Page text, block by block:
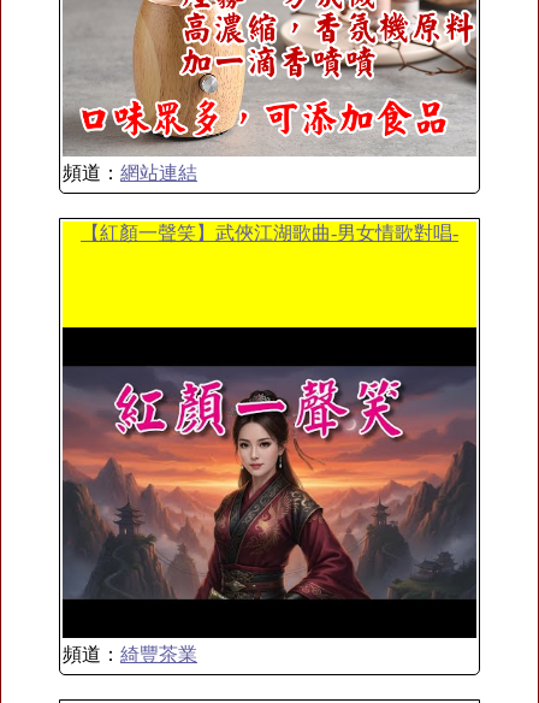
頻道： 網站連結
【紅顏一聲笑】武俠江湖歌曲-男女情歌對唱-
頻道： 綺豐茶業